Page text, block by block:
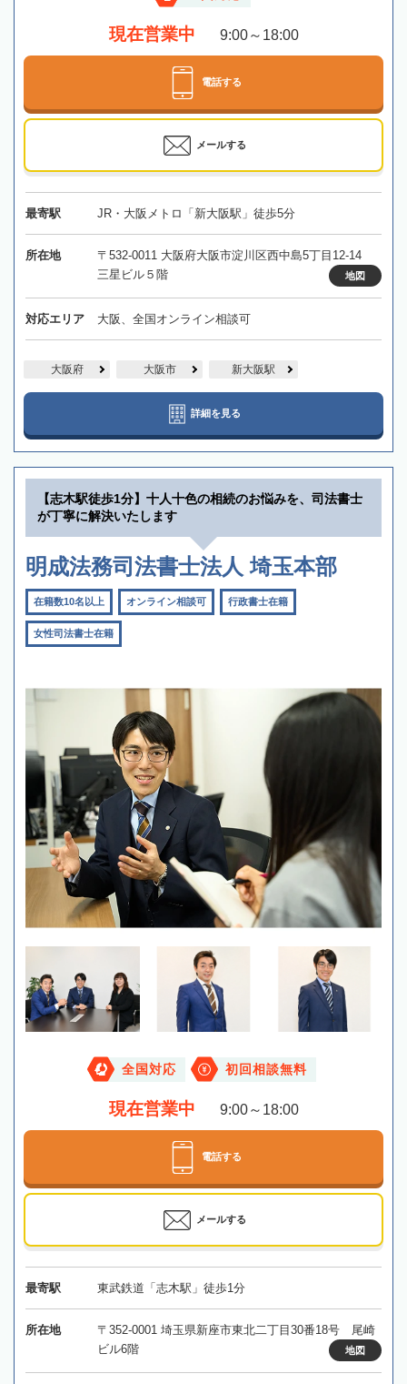
現在営業中 9:00～18:00
電話する
メールする
最寄駅 JR・大阪メトロ「新大阪駅」徒歩5分
所在地
〒532-0011 大阪府大阪市淀川区西中島5丁目12-14
三星ビル５階
地図
対応エリア 大阪、全国オンライン相談可
大阪府 大阪市 新大阪駅
詳細を見る
【志木駅徒歩1分】十人十色の相続のお悩みを、司法書士
が丁寧に解決いたします
明成法務司法書士法人 埼玉本部
在籍数10名以上 オンライン相談可 行政書士在籍
女性司法書士在籍
全国対応 初回相談無料
現在営業中 9:00～18:00
電話する
メールする
最寄駅 東武鉄道「志木駅」徒歩1分
所在地
〒352-0001 埼玉県新座市東北二丁目30番18号 尾崎
ビル6階
地図